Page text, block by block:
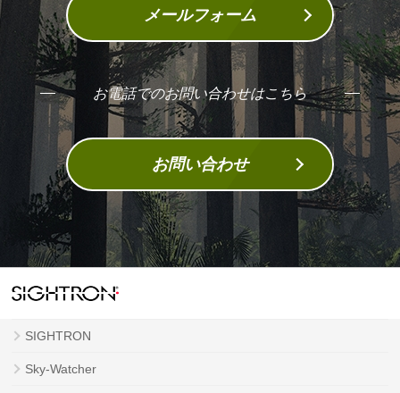
メールフォーム
お電話でのお問い合わせはこちら
お問い合わせ
SIGHTRON
Sky-Watcher